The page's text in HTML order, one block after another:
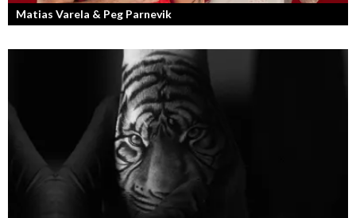
Matias Varela & Peg Parnevik
Här i Sverige så finns det en bred mix av olika nationaliteter från hela
världen och många svenskar har en annan grundnationalitet...